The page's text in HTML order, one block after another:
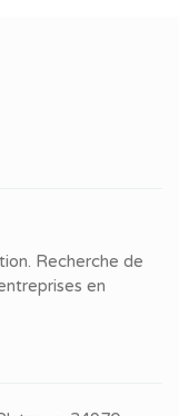
Recherche de
en